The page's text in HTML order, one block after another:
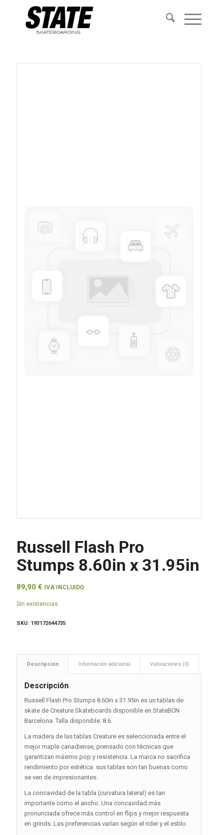
Russell Flash Pro
Stumps 8.60in x 31.95in
89,90 € IVA INCLUIDO
Sin existencias
SKU: 193172644735
Descripción Información adicional Valoraciones (0)
Descripción
Russell Flash Pro Stumps 8.60in x 31.95in es un tablas de
skate de Creature Skateboards disponible en StateBCN
Barcelona. Talla disponible: 8.6.
La madera de las tablas Creature es seleccionada entre el
mejor maple canadiense, prensado con técnicas que
garantizan máximo pop y resistencia. La marca no sacrifica
rendimiento por estética: sus tablas son tan buenas como
se ven de impresionantes.
La concavidad de la tabla (curvatura lateral) es tan
importante como el ancho. Una concavidad más
pronunciada ofrece más control en flips y mejor respuesta
en grinds. Las preferencias varían según el rider y el estilo.